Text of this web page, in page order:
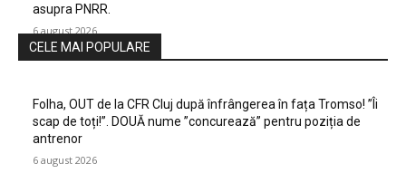
asupra PNRR.
6 august 2026
CELE MAI POPULARE
Folha, OUT de la CFR Cluj după înfrângerea în fața Tromso! ”Îi
scap de toți!”. DOUĂ nume ”concurează” pentru poziția de
antrenor
6 august 2026